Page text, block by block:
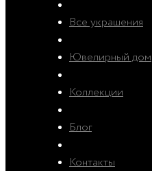
Все украшения
Ювелирный дом
Коллекции
Блог
Контакты